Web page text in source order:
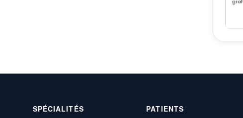
SPÉCIALITÉS PATIENTS